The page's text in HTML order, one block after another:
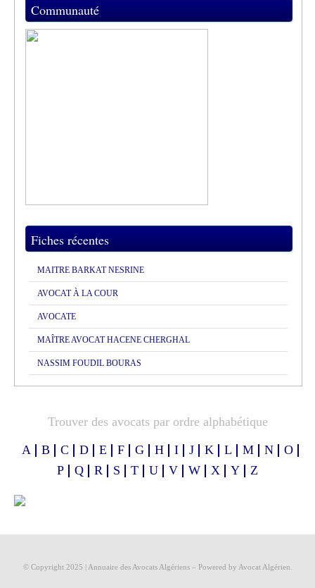
Communauté
Fiches récentes
MAITRE BARKAT NESRINE
AVOCAT À LA COUR
AVOCATE
MAÎTRE AVOCAT HACENE CHERGHAL
NASSIM FOUDIL BOURAS
Trouver des avocats par ordre alphabétique
A
B C D E F G H I J K L M N
O
P
Q R S T U V W X Y Z
© Copyright 2025 | Annuaire des Avocats Algériens– Powered by Avocat Algérien